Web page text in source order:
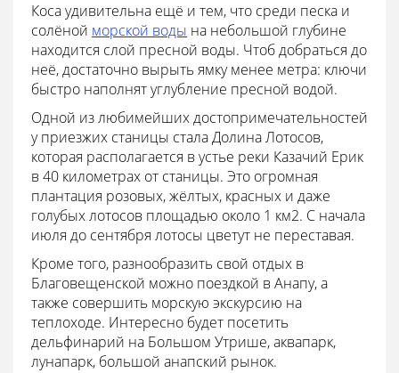
Коса удивительна ещё и тем, что среди песка и
солёной морской воды на небольшой глубине
находится слой пресной воды. Чтоб добраться до
неё, достаточно вырыть ямку менее метра: ключи
быстро наполнят углубление пресной водой.
Одной из любимейших достопримечательностей
у приезжих станицы стала Долина Лотосов,
которая располагается в устье реки Казачий Ерик
в 40 километрах от станицы. Это огромная
плантация розовых, жёлтых, красных и даже
голубых лотосов площадью около 1 км2. С начала
июля до сентября лотосы цветут не переставая.
Кроме того, разнообразить свой отдых в
Благовещенской можно поездкой в Анапу, а
также совершить морскую экскурсию на
теплоходе. Интересно будет посетить
дельфинарий на Большом Утрише, аквапарк,
лунапарк, большой анапский рынок.